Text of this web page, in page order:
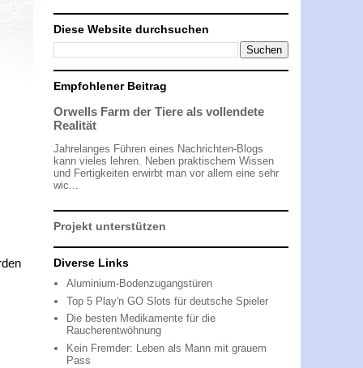
Diese Website durchsuchen
Empfohlener Beitrag
Orwells Farm der Tiere als vollendete
Realität
Jahrelanges Führen eines Nachrichten-Blogs
kann vieles lehren. Neben praktischem Wissen
und Fertigkeiten erwirbt man vor allem eine sehr
wic...
Projekt unterstützen
Diverse Links
Aluminium-Bodenzugangstüren
Top 5 Play'n GO Slots für deutsche Spieler
Die besten Medikamente für die
Raucherentwöhnung
Kein Fremder: Leben als Mann mit grauem
Pass